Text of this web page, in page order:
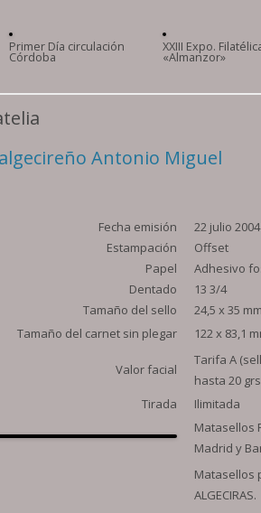
Primer Día circulación
Córdoba
XXIII Expo.
«Almanzor»
Antonio Miguel
Fecha emisión
22 julio 2004
Estampación
Offset
Papel
Adhesivo
Dentado
13 3/4
Tamaño del sello
24,5 x 35
Tamaño del carnet sin plegar
122 x 83,1
Valor facial
Tarifa A
hasta 20
Tirada
Ilimitada
Matasellos
Madrid y
Matasellos
ALGECIRAS.